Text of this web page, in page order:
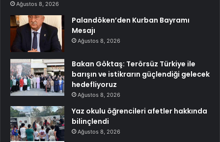
Ağustos 8, 2026
Palandöken’den Kurban Bayramı
Mesajı
Ağustos 8, 2026
Bakan Göktaş: Terörsüz Türkiye ile
barışın ve istikrarın güçlendiği gelecek
hedefliyoruz
Ağustos 8, 2026
Yaz okulu öğrencileri afetler hakkında
bilinçlendi
Ağustos 8, 2026